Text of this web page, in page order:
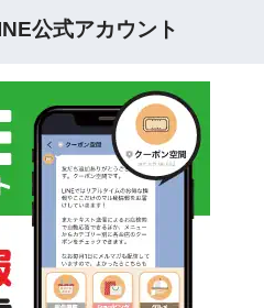
公式アカウント